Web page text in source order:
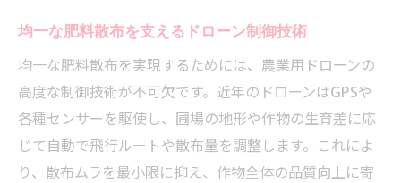
均一な肥料散布を支えるドローン制御技術
均一な肥料散布を実現するためには、農業用ドローンの
高度な制御技術が不可欠です。近年のドローンはGPSや
各種センサーを駆使し、圃場の地形や作物の生育差に応
じて自動で飛行ルートや散布量を調整します。これによ
り、散布ムラを最小限に抑え、作物全体の品質向上に寄